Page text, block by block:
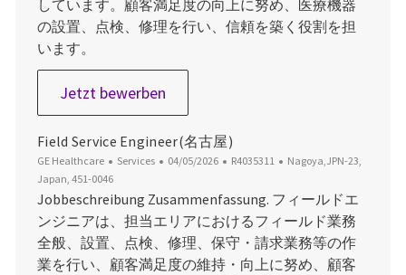
しています。顧客満足度の向上に努め、医療機器
の設置、点検、修理を行い、信頼を築く役割を担
います。
Jetzt bewerbenField Service Engineer（高松）
Field Service Engineer(名古屋)
GE Healthcare Kategorie
Services Datum der Veröffentlichung
04/05/2026 Job-ID
R4035311 Ort
Nagoya,JPN-23,
Japan, 451-0046
Jobbeschreibung Zusammenfassung. フィールドエ
ンジニアは、担当エリアにおけるフィールド業務
全般、設置、点検、修理、保守・請求業務等の作
業を行い、顧客満足度の維持・向上に努め、顧客